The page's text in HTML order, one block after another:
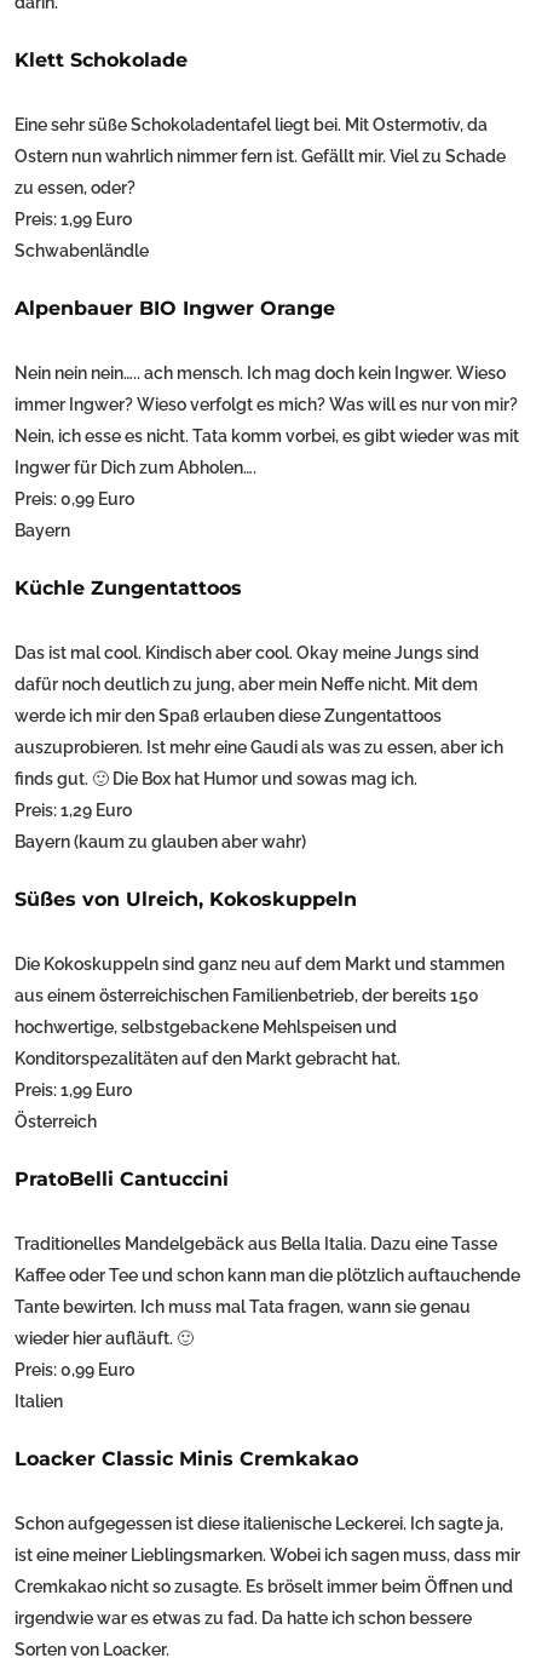
Klett Schokolade
Eine sehr süße Schokoladentafel liegt bei. Mit Ostermotiv, da
Ostern nun wahrlich nimmer fern ist. Gefällt mir. Viel zu Schade
zu essen, oder?
Preis: 1,99 Euro
Schwabenländle
Alpenbauer BIO Ingwer Orange
Nein nein nein….. ach mensch. Ich mag doch kein Ingwer. Wieso
immer Ingwer? Wieso verfolgt es mich? Was will es nur von mir?
Nein, ich esse es nicht. Tata komm vorbei, es gibt wieder was mit
Ingwer für Dich zum Abholen….
Preis: 0,99 Euro
Bayern
Küchle Zungentattoos
Das ist mal cool. Kindisch aber cool. Okay meine Jungs sind
dafür noch deutlich zu jung, aber mein Neffe nicht. Mit dem
werde ich mir den Spaß erlauben diese Zungentattoos
auszuprobieren. Ist mehr eine Gaudi als was zu essen, aber ich
finds gut. 🙂 Die Box hat Humor und sowas mag ich.
Preis: 1,29 Euro
Bayern (kaum zu glauben aber wahr)
Süßes von Ulreich, Kokoskuppeln
Die Kokoskuppeln sind ganz neu auf dem Markt und stammen
aus einem österreichischen Familienbetrieb, der bereits 150
hochwertige, selbstgebackene Mehlspeisen und
Konditorspezalitäten auf den Markt gebracht hat.
Preis: 1,99 Euro
Österreich
PratoBelli Cantuccini
Traditionelles Mandelgebäck aus Bella Italia. Dazu eine Tasse
Kaffee oder Tee und schon kann man die plötzlich auftauchende
Tante bewirten. Ich muss mal Tata fragen, wann sie genau
wieder hier aufläuft. 🙂
Preis: 0,99 Euro
Italien
Loacker Classic Minis Cremkakao
Schon aufgegessen ist diese italienische Leckerei. Ich sagte ja,
ist eine meiner Lieblingsmarken. Wobei ich sagen muss, dass mir
Cremkakao nicht so zusagte. Es bröselt immer beim Öffnen und
irgendwie war es etwas zu fad. Da hatte ich schon bessere
Sorten von Loacker.